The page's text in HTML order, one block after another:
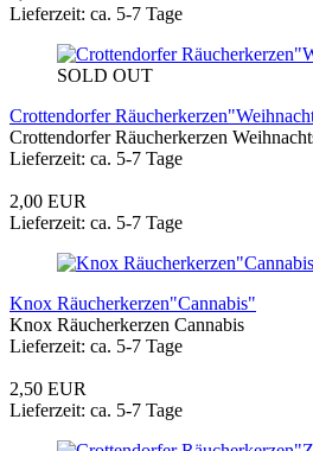
Lieferzeit: ca. 5-7 Tage
SOLD OUT
Crottendorfer
Crottendorfer Räucherkerzen
Lieferzeit: ca. 5-7 Tage
2,00 EUR
Lieferzeit: ca. 5-7 Tage
Knox Räucherkerzen"Cannabis"
Knox Räucherkerzen Cannabis
Lieferzeit: ca. 5-7 Tage
2,50 EUR
Lieferzeit: ca. 5-7 Tage